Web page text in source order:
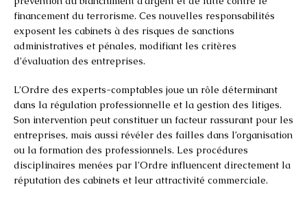
financement du terrorisme. Ces nouvelles responsabilités
exposent les cabinets à des risques de sanctions
administratives et pénales, modifiant les critères
d’évaluation des entreprises.
L’Ordre des experts-comptables joue un rôle déterminant
dans la régulation professionnelle et la gestion des litiges.
Son intervention peut constituer un facteur rassurant pour les
entreprises, mais aussi révéler des failles dans l’organisation
ou la formation des professionnels. Les procédures
disciplinaires menées par l’Ordre influencent directement la
réputation des cabinets et leur attractivité commerciale.